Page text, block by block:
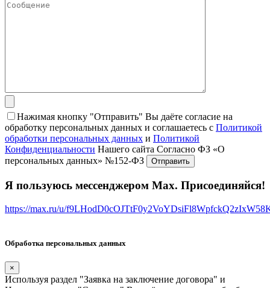
Нажимая кнопку "Отправить" Вы даёте согласие на
обработку персональных данных и соглашаетесь с Политикой
обработки персональных данных и Политикой
Конфиденциальности Нашего сайта Согласно ФЗ «О
персональных данных» №152-ФЗ
Я пользуюсь мессенджером Max. Присоединяйся!
https://max.ru/u/
Обработка персональных данных
×
Используя раздел "Заявка на заключение договора" и